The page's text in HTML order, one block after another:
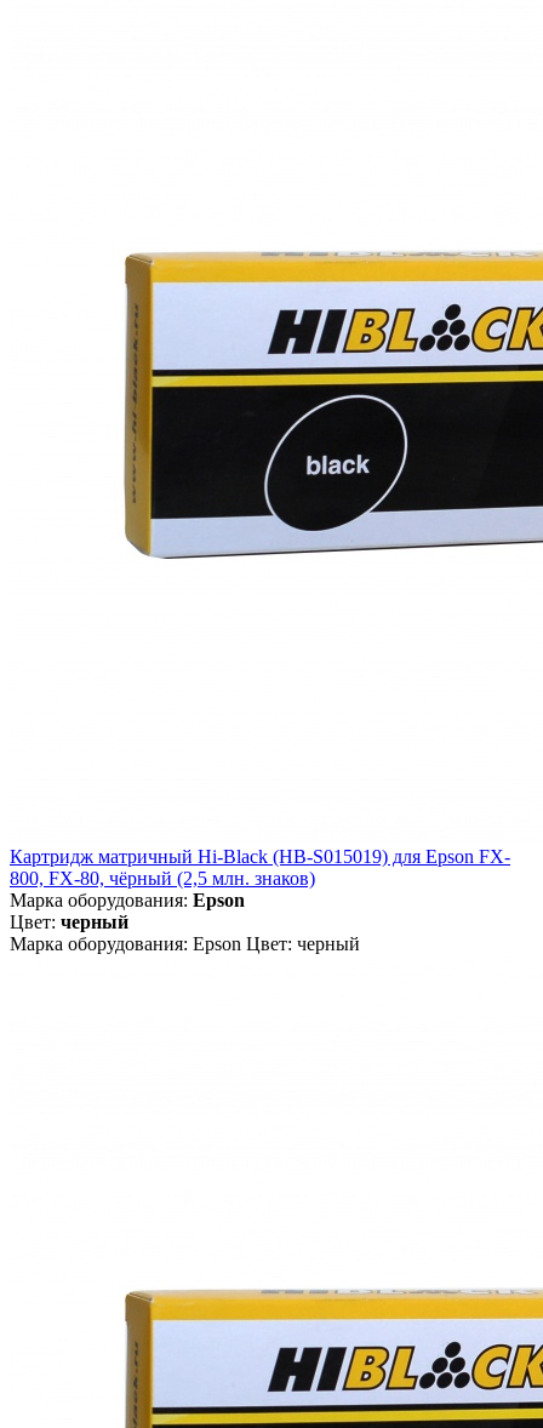
Картридж матричный Hi-Black (HB-S015019) для Epson FX-
800, FX-80, чёрный (2,5 млн. знаков)
Марка оборудования: Epson
Цвет: черный
Марка оборудования: Epson Цвет: черный